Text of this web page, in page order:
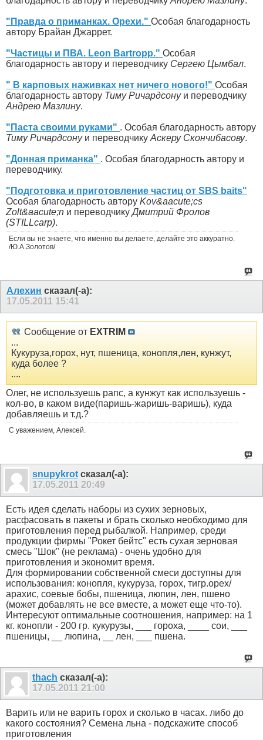
"Правда о приманках. Орехи." Особая благодарность
автору Брайан Джаррет.
"Частицы и ПВА. Leon Bartropp." Особая
благодарность автору и переводчику Сергею Цымбал.
" В карповых наживках нет ничего нового!" Особая
благодарность автору Тиму Ричардсонуи переводчику
Андрею Мазлину.
"Паста своими руками" . Особая благодарность автору
Тиму Ричардсонуи переводчику Аскеру Скончибасову.
"Донная приманка" . Особая благодарность автору и
переводчику.
"Подготовка и приготовление частиц от SBS baits"
Особая благодарность автору Kov&aacute;cs
Zolt&aacute;n и переводчикуДмитрий Фролов
(STILLcarp).
Если вы не знаете, что именно вы делаете, делайте это аккуратно.
/Ю.А.Золотов/
Алехин сказал(-а):
17.05.2011 15:41
Сообщение от EXTRIM
...
Кукуруза,горох, нут, пшеница, конопля,лен, кунжут,
куда более ?
....
Олег, не используешь рапс, а кунжут как используешь -
кол-во, в каком виде(паришь-жаришь-варишь), куда
добавляешь и т.д.?
С уважением, Алексей.
snupykrot сказал(-а):
17.05.2011 20:49
Есть идея сделать наборы из сухих зерновых,
расфасовать в пакеты и брать сколько необходимо для
приготовления перед рыбалкой. Например, среди
продукции фирмы "Рокет бейтс" есть сухая зерновая
смесь "Шок" (не реклама) - очень удобно для
приготовления и экономит время.
Для формировании собственной смеси доступны для
использования: конопля, кукуруза, горох, тигр.орех/
арахис, соевые бобы, пшеница, люпин, лен, пшено
(может добавлять не все вместе, а может еще что-то).
Интересуют оптимальные соотношения, например: на 1
кг. конопли - 200 гр. кукурузы, ___ гороха, ____ сои, ___
пшеницы, __ люпина, __ лен, ___ пшена.
thach сказал(-а):
17.05.2011 21:00
Варить или не варить горох и сколько в часах. либо до
какого состояния? Семена льна - подскажите способ
приготовления